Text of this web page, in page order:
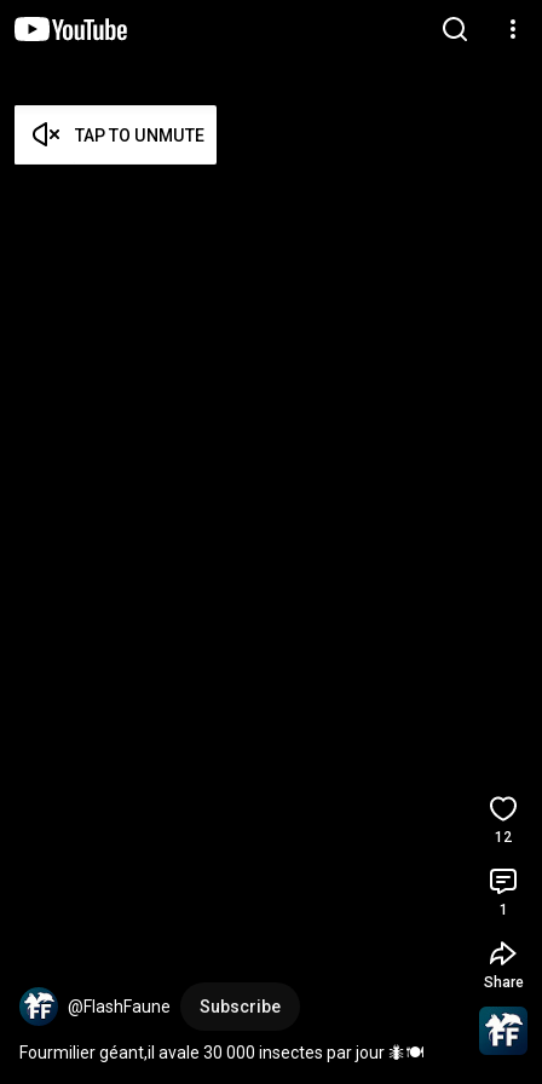
TAP TO UNMUTE
@FlashFaune Subscribe
Fourmilier géant,il avale 30 000 insectes par jour 🐜🍽️
12
1
Share